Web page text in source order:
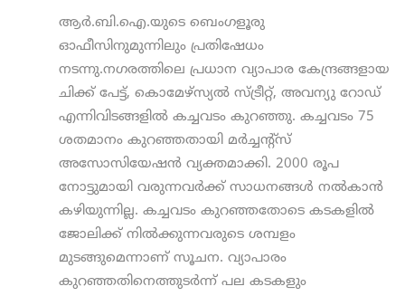
ആര്‍.ബി.ഐ.യുടെ ബെംഗളൂരു
ഓഫീസിനുമുന്നിലും പ്രതിഷേധം
നടന്നു.നഗരത്തിലെ പ്രധാന വ്യാപാര കേന്ദ്രങ്ങളായ
ചിക്ക് പേട്ട്, കൊമേഴ്‌സ്യല്‍ സ്ട്രീറ്റ്, അവന്യു റോഡ്
എന്നിവിടങ്ങളില്‍ കച്ചവടം കുറഞ്ഞു. കച്ചവടം 75
ശതമാനം കുറഞ്ഞതായി മര്‍ച്ചന്റ്‌സ്
അസോസിയേഷന്‍ വ്യക്തമാക്കി. 2000 രൂപ
നോട്ടുമായി വരുന്നവര്‍ക്ക് സാധനങ്ങള്‍ നല്‍കാന്‍
കഴിയുന്നില്ല. കച്ചവടം കുറഞ്ഞതോടെ കടകളില്‍
ജോലിക്ക് നില്‍ക്കുന്നവരുടെ ശമ്പളം
മുടങ്ങുമെന്നാണ് സൂചന. വ്യാപാരം
കുറഞ്ഞതിനെത്തുടര്‍ന്ന് പല കടകളും